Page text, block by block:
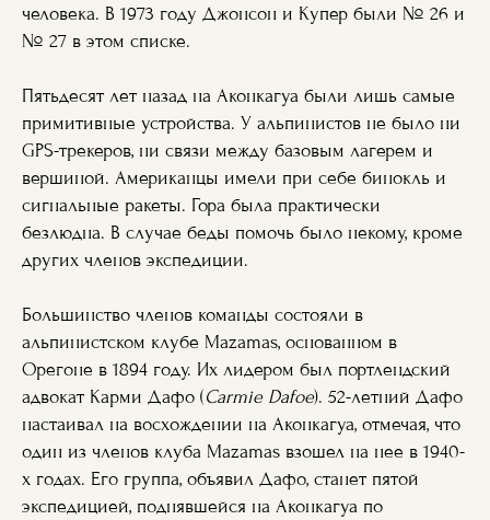
человека. В 1973 году Джонсон и Купер были № 26 и
№ 27 в этом списке.
Пятьдесят лет назад на Аконкагуа были лишь самые
примитивные устройства. У альпинистов не было ни
GPS-трекеров, ни связи между базовым лагерем и
вершиной. Американцы имели при себе бинокль и
сигнальные ракеты. Гора была практически
безлюдна. В случае беды помочь было некому, кроме
других членов экспедиции.
Большинство членов команды состояли в
альпинистском клубе Mazamas, основанном в
Орегоне в 1894 году. Их лидером был портлендский
адвокат Карми Дафо (Carmie Dafoe). 52-летний Дафо
настаивал на восхождении на Аконкагуа, отмечая, что
один из членов клуба Mazamas взошел на нее в 1940-
х годах. Его группа, объявил Дафо, станет пятой
экспедицией, поднявшейся на Аконкагуа по